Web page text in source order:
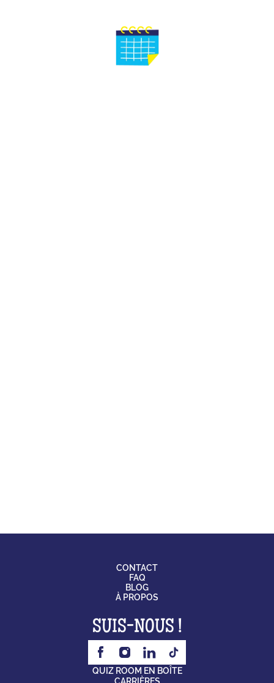
CONTACT
FAQ
BLOG
À PROPOS
SUIS-NOUS !
QUIZ ROOM EN BOÎTE
CARRIÈRES